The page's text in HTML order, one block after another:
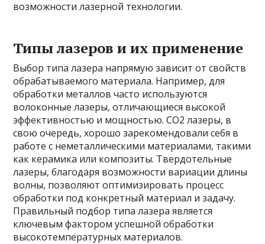
возможности лазерной технологии.
Типы лазеров и их применение
Выбор типа лазера напрямую зависит от свойств
обрабатываемого материала. Например, для
обработки металлов часто используются
волоконные лазеры, отличающиеся высокой
эффективностью и мощностью. CO2 лазеры, в
свою очередь, хорошо зарекомендовали себя в
работе с неметаллическими материалами, такими
как керамика или композиты. Твердотельные
лазеры, благодаря возможности вариации длины
волны, позволяют оптимизировать процесс
обработки под конкретный материал и задачу.
Правильный подбор типа лазера является
ключевым фактором успешной обработки
высокотемпературных материалов.